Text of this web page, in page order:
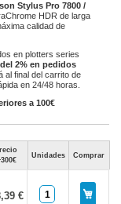
Stylus Pro 7800 /
HDR de larga
calidad de
en plotters series
2% en pedidos
al final del carrito de
en 24/48 horas.
a 100€
Unidades Comprar
€